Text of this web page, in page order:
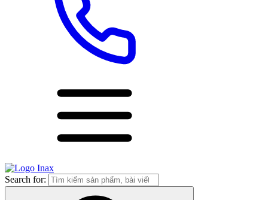
Search for: